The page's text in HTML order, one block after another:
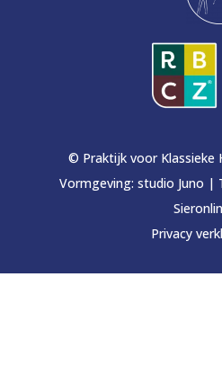
© Praktijk voor Klassieke
Vormgeving: studio Juno |
Privacy